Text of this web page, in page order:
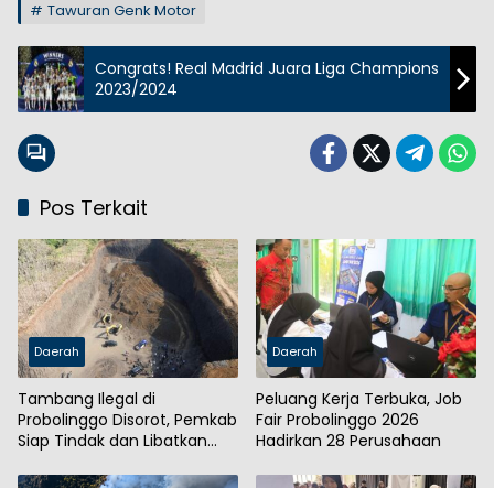
Tawuran Genk Motor
Congrats! Real Madrid Juara Liga Champions
2023/2024
Pos Terkait
Daerah
Tambang Ilegal di
Probolinggo Disorot, Pemkab
Siap Tindak dan Libatkan
Daerah
Peluang Kerja Terbuka, Job
Fair Probolinggo 2026
Hadirkan 28 Perusahaan